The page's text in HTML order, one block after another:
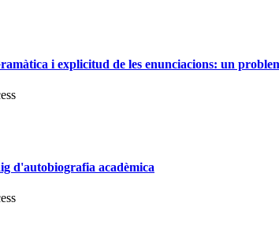
i explicitud de les enunciacions: un
d'autobiografia acadèmica